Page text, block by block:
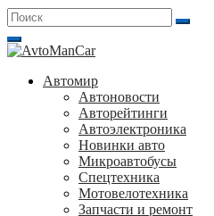
Поиск
для:
Автомир
Автоновости
Авторейтинги
Автоэлектроника
Новинки авто
Микроавтобусы
Спецтехника
Мотовелотехника
Запчасти и ремонт